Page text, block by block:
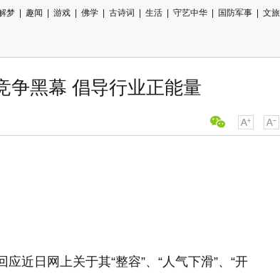
梦 趣闻 游戏 佛学 古诗词 生活 守艺中华 国防军事 文旅
争黑幕 倡导行业正能量
应近日网上关于其“整容”、“人气下滑”、“开